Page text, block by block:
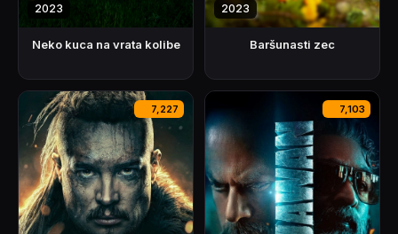
2023
Neko kuca na vrata kolibe
2023
Baršunasti zec
7,227 7,103